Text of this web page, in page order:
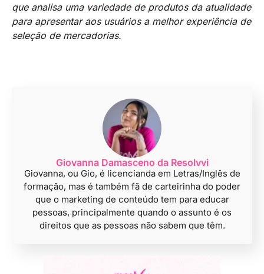
que analisa uma variedade de produtos da atualidade
para apresentar aos usuários a melhor experiência de
seleção de mercadorias.
Giovanna Damasceno da Resolvvi
Giovanna, ou Gio, é licencianda em Letras/Inglês de
formação, mas é também fã de carteirinha do poder
que o marketing de conteúdo tem para educar
pessoas, principalmente quando o assunto é os
direitos que as pessoas não sabem que têm.